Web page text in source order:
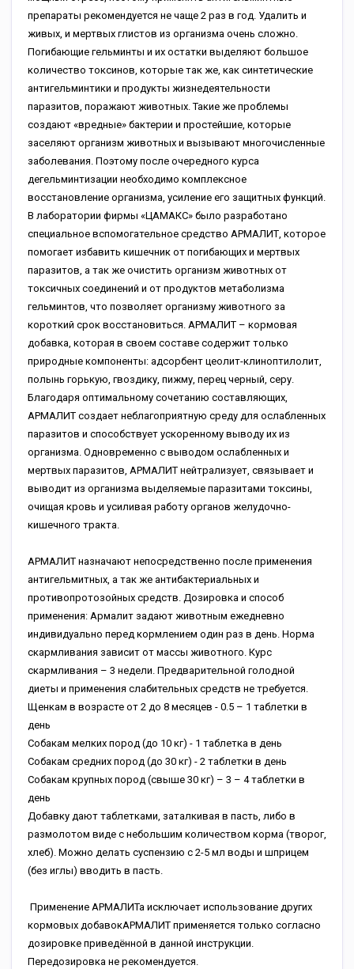
препараты рекомендуется не чаще 2 раз в год. Удалить и
живых, и мертвых глистов из организма очень сложно.
Погибающие гельминты и их остатки выделяют большое
количество токсинов, которые так же, как синтетические
антигельминтики и продукты жизнедеятельности
паразитов, поражают животных. Такие же проблемы
создают «вредные» бактерии и простейшие, которые
заселяют организм животных и вызывают многочисленные
заболевания. Поэтому после очередного курса
дегельминтизации необходимо комплексное
восстановление организма, усиление его защитных функций.
В лаборатории фирмы «ЦАМАКС» было разработано
специальное вспомогательное средство АРМАЛИТ, которое
помогает избавить кишечник от погибающих и мертвых
паразитов, а так же очистить организм животных от
токсичных соединений и от продуктов метаболизма
гельминтов, что позволяет организму животного за
короткий срок восстановиться. АРМАЛИТ – кормовая
добавка, которая в своем составе содержит только
природные компоненты: адсорбент цеолит-клиноптилолит,
полынь горькую, гвоздику, пижму, перец черный, серу.
Благодаря оптимальному сочетанию составляющих,
АРМАЛИТ создает неблагоприятную среду для ослабленных
паразитов и способствует ускоренному выводу их из
организма. Одновременно с выводом ослабленных и
мертвых паразитов, АРМАЛИТ нейтрализует, связывает и
выводит из организма выделяемые паразитами токсины,
очищая кровь и усиливая работу органов желудочно-
кишечного тракта.
АРМАЛИТ назначают непосредственно после применения
антигельмитных, а так же антибактериальных и
противопротозойных средств. Дозировка и способ
применения: Армалит задают животным ежедневно
индивидуально перед кормлением один раз в день. Норма
скармливания зависит от массы животного. Курс
скармливания – 3 недели. Предварительной голодной
диеты и применения слабительных средств не требуется.
Щенкам в возрасте от 2 до 8 месяцев - 0.5 – 1 таблетки в
день
Собакам мелких пород (до 10 кг) - 1 таблетка в день
Собакам средних пород (до 30 кг) - 2 таблетки в день
Собакам крупных пород (свыше 30 кг) – 3 – 4 таблетки в
день
Добавку дают таблетками, заталкивая в пасть, либо в
размолотом виде с небольшим количеством корма (творог,
хлеб). Можно делать суспензию с 2-5 мл воды и шприцем
(без иглы) вводить в пасть.
Применение АРМАЛИТа исключает использование других
кормовых добавокАРМАЛИТ применяется только согласно
дозировке приведённой в данной инструкции.
Передозировка не рекомендуется.